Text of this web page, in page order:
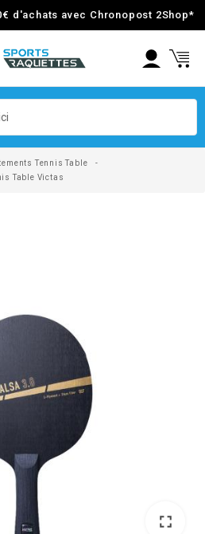
d'achats avec Chronopost 2Shop*
Tennis Table
Table Victas
fullscreen
fullscreen